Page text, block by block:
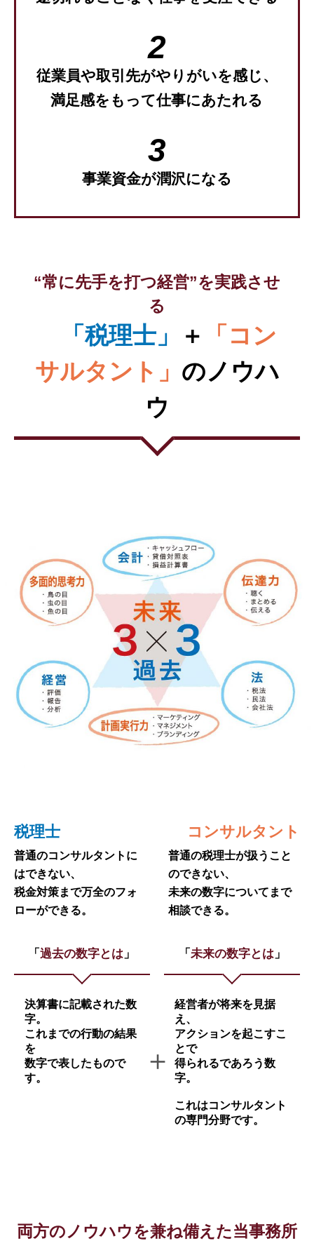
従業員や取引先がやりがいを感じ、
満足感をもって仕事にあたれる
事業資金が潤沢になる
“常に先手を打つ経営”を実践させ
る
「税理士」 ＋
「コン
サルタント」 のノウハ
ウ
税理士
普通のコンサルタントに
はできない、
税金対策まで万全のフォ
ローができる。
コンサルタント
普通の税理士が扱うこと
のできない、
未来の数字についてまで
相談できる。
「過去の数字とは 」
決算書に記載された数
字。
これまでの行動の結果
を
数字で表したもので
す。
「 未来の数字とは 」
経営者が将来を見据
え、
アクションを起こすこ
とで
得られるであろう数
字。
これはコンサルタント
の専門分野です。
両方のノウハウを兼ね備えた当事務所